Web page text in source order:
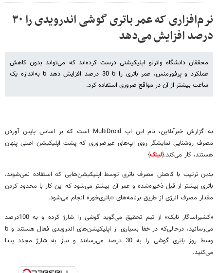
نرم‌افزاری که عمر باتری گوشی اندرویدی را ۳۰
درصد افزایش می‌دهد
محققان دانشگاه واترلو اپلیکیشنی درست کرده‌اند که می‌تواند بدون کاهش
عملکرد و پرفورمنس، عمر باتری را تا 30 درصد افزایش دهد تا به‌اندازه یک
ساعت بیشتر از آن در مواقع ضروری استفاده کرد.
به گزارش خبرآنلاین، نام این اپ MultiDroid است که بر اساس پایین آوردن
مصرف روشنایی نمایشگر روی اپ‌های غیرضروری که پشت اپلیکیشن اصلی پنهان
هستند، کار می‌کند.{لینک}
بدین ترتیب با کاهش مصرف باتری توسط اپلیکیشن‌هایی که استفاده نمی‌شوند،
باتری بیشتر از قبل ذخیره‌شده و عمر آن بیشتر می‌شود که این کار با محدود کردن
مقدار مصرف انرژی از طریق برنامه‌های «باتری‌خور» انجام می‌شود.
«کشیراساگار نایک» از تیم تحقیق می‌گوید گوشی را شارژ کرده و به 100درصد
می‌رسانید، درحالی‌که در خفا بسیاری از اپلیکیشن‌های اندرویدی فعال هستند و تا
وسط روز باتری گوشی را به 30 درصد می‌رسانند و نیاز به شارژ مجدد پیدا
می‌کنید.